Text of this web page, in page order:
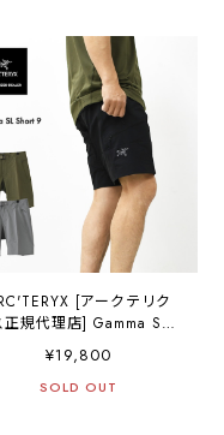
ルエット・リップストッ
造・MEN'S [2026SS]
[アークテリク
正規代理店] Gamma SL
Short 9 Men's
ガンマ SL シ
ーツ 9 インチ メンズ・ソ
¥19,800
SOLD OUT